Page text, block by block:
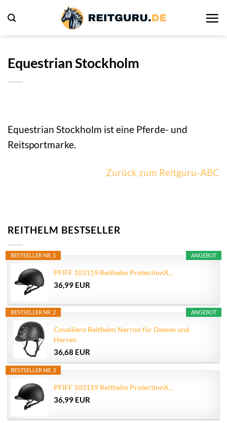
Inhalt
springen
Equestrian Stockholm
Equestrian Stockholm ist eine Pferde- und
Reitsportmarke.
Zurück zum Reitguru-ABC
REITHELM BESTSELLER
ANGEBOT
BESTSELLER NR. 1
PFIFF 103119 Reithelm ProtectionX...
36,99 EUR
ANGEBOT
BESTSELLER NR. 2
Covalliero Reithelm Nerron für Damen und
Herren
36,68 EUR
BESTSELLER NR. 3
PFIFF 103119 Reithelm ProtectionX...
36,99 EUR